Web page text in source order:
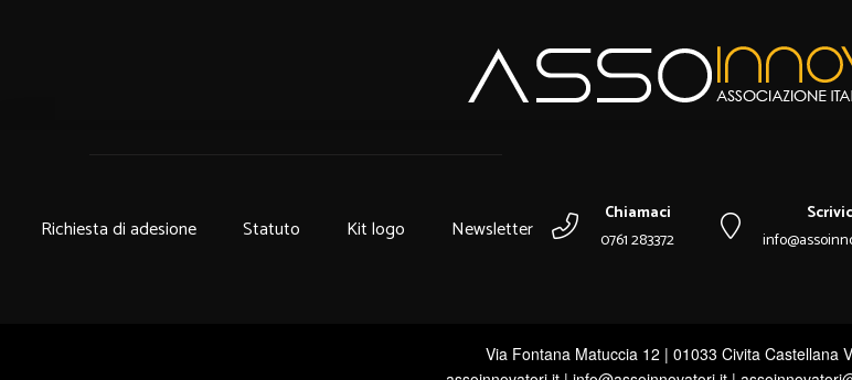
Richiesta di adesione Statuto Kit logo Newsletter
Chiamaci
0761 283372
Via Fontana Matuccia 12 | 01033 Civita Castellana